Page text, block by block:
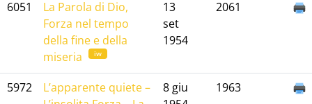
6051
La Parola di Dio,
Forza nel tempo
della fine e della
miseria
iw
13
set
1954
2061
5972
L’apparente quiete –
8 giu
1963